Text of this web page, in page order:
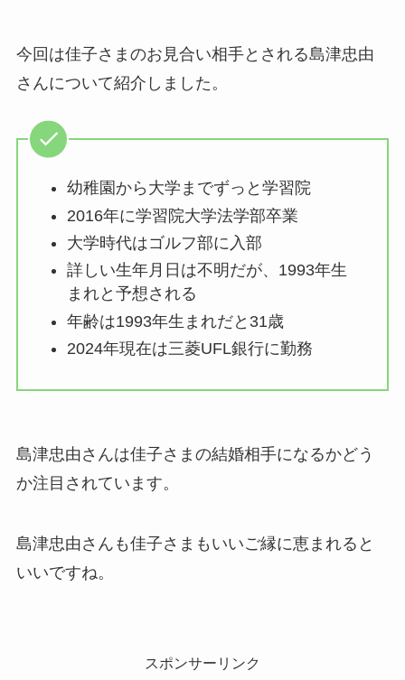
今回は佳子さまのお見合い相手とされる島津忠由
さんについて紹介しました。
幼稚園から大学までずっと学習院
2016年に学習院大学法学部卒業
大学時代はゴルフ部に入部
詳しい生年月日は不明だが、1993年生
まれと予想される
年齢は1993年生まれだと31歳
2024年現在は三菱UFL銀行に勤務
島津忠由さんは佳子さまの結婚相手になるかどう
か注目されています。
島津忠由さんも佳子さまもいいご縁に恵まれると
いいですね。
スポンサーリンク